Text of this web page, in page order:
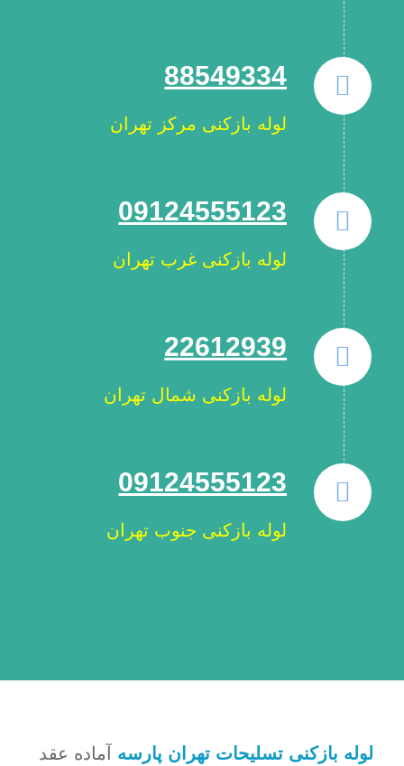
88549334
لوله بازکنی مرکز تهران
09124555123
لوله بازکنی غرب تهران
22612939
لوله بازکنی شمال تهران
09124555123
لوله بازکنی جنوب تهران
لوله بازکنی تسلیحات تهران پارسه آماده عقد